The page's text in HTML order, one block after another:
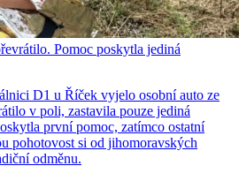
Pomoc poskytla jediná
D1 u Říček vyjelo osobní auto ze
v poli, zastavila pouze jediná
první pomoc, zatímco ostatní
pohotovost si od jihomoravských
odměnu.